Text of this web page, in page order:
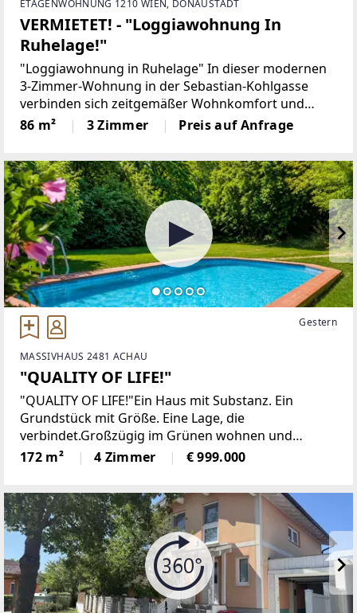
ETAGENWOHNUNG 1210 WIEN, DONAUSTADT
VERMIETET! - "Loggiawohnung In
Ruhelage!"
"Loggiawohnung in Ruhelage" In dieser modernen
3‑Zimmer-Wohnung in der Sebastian-Kohlgasse
verbinden sich zeitgemäßer Wohnkomfort und
durchdachte Planung auf rund 86 m². Herzstück ist
der großzügige Wohn- und Essbereich, der sich
86 m² 3 Zimmer Preis auf Anfrage
Gestern
MASSIVHAUS 2481 ACHAU
"QUALITY OF LIFE!"
"QUALITY OF LIFE!"Ein Haus mit Substanz. Ein
Grundstück mit Größe. Eine Lage, die
verbindet.Großzügig im Grünen wohnen und
dennoch hervorragend mit Wien verbunden sein –
diese besondere Liegenschaft in Achau vereint
172 m² 4 Zimmer € 999.000